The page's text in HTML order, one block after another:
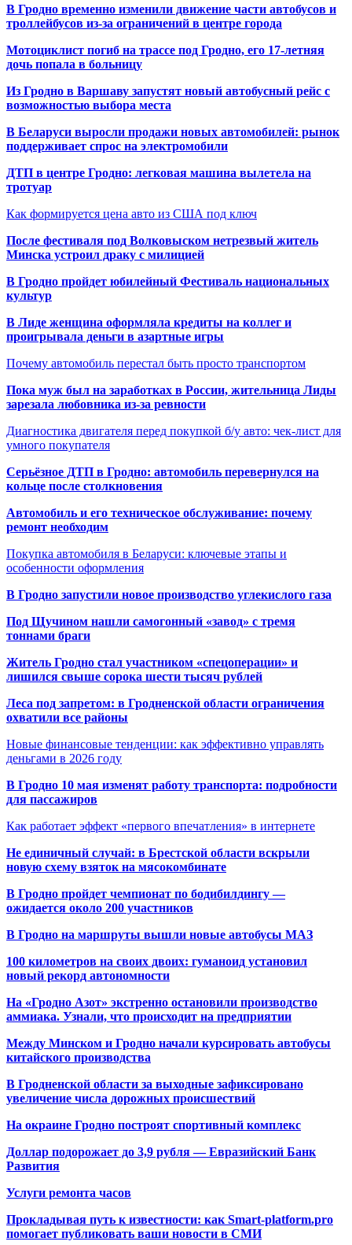
В Гродно временно изменили движение части автобусов и
троллейбусов из-за ограничений в центре города
Мотоциклист погиб на трассе под Гродно, его 17-летняя
дочь попала в больницу
Из Гродно в Варшаву запустят новый автобусный рейс с
возможностью выбора места
В Беларуси выросли продажи новых автомобилей: рынок
поддерживает спрос на электромобили
ДТП в центре Гродно: легковая машина вылетела на
тротуар
Как формируется цена авто из США под ключ
После фестиваля под Волковыском нетрезвый житель
Минска устроил драку с милицией
В Гродно пройдет юбилейный Фестиваль национальных
культур
В Лиде женщина оформляла кредиты на коллег и
проигрывала деньги в азартные игры
Почему автомобиль перестал быть просто транспортом
Пока муж был на заработках в России, жительница Лиды
зарезала любовника из-за ревности
Диагностика двигателя перед покупкой б/у авто: чек-лист для
умного покупателя
Серьёзное ДТП в Гродно: автомобиль перевернулся на
кольце после столкновения
Автомобиль и его техническое обслуживание: почему
ремонт необходим
Покупка автомобиля в Беларуси: ключевые этапы и
особенности оформления
В Гродно запустили новое производство углекислого газа
Под Щучином нашли самогонный «завод» с тремя
тоннами браги
Житель Гродно стал участником «спецоперации» и
лишился свыше сорока шести тысяч рублей
Леса под запретом: в Гродненской области ограничения
охватили все районы
Новые финансовые тенденции: как эффективно управлять
деньгами в 2026 году
В Гродно 10 мая изменят работу транспорта: подробности
для пассажиров
Как работает эффект «первого впечатления» в интернете
Не единичный случай: в Брестской области вскрыли
новую схему взяток на мясокомбинате
В Гродно пройдет чемпионат по бодибилдингу —
ожидается около 200 участников
В Гродно на маршруты вышли новые автобусы МАЗ
100 километров на своих двоих: гуманоид установил
новый рекорд автономности
На «Гродно Азот» экстренно остановили производство
аммиака. Узнали, что происходит на предприятии
Между Минском и Гродно начали курсировать автобусы
китайского производства
В Гродненской области за выходные зафиксировано
увеличение числа дорожных происшествий
На окраине Гродно построят спортивный комплекс
Доллар подорожает до 3,9 рубля — Евразийский Банк
Развития
Услуги ремонта часов
Прокладывая путь к известности: как Smart-platform.pro
помогает публиковать ваши новости в СМИ